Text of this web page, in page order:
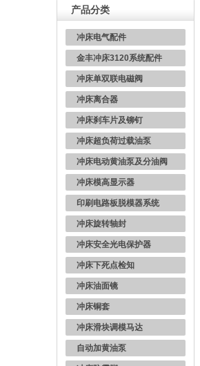
产品分类
冲床电气配件
金丰冲床3120系统配件
冲床单双联电磁阀
冲床离合器
冲床刹车片及铆钉
冲床超负荷过载油泵
冲床电动黄油泵及分油阀
冲床模高显示器
印刷电路板脱模器系统
冲床旋转轴封
冲床安全光电保护器
冲床下死点检知
冲床油面镜
冲床铜套
冲床滑块调模马达
自动加黄油泵